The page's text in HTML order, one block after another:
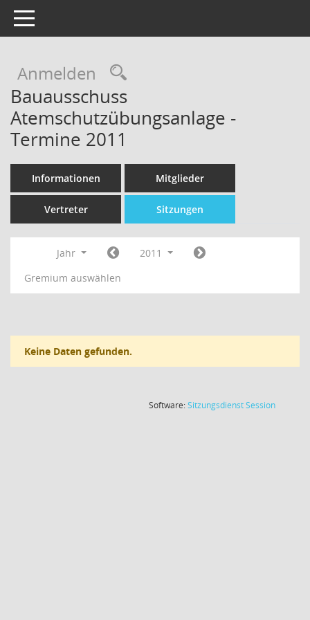
Toggle navigation
Anmelden Rechercheauswahl
Bauausschuss
Atemschutzübungsanlage -
Termine 2011
Informationen Mitglieder
Vertreter Sitzungen
Jahr
2011
Gremium auswählen
Keine Daten gefunden.
Software:SitzungsdienstSession(Wird in